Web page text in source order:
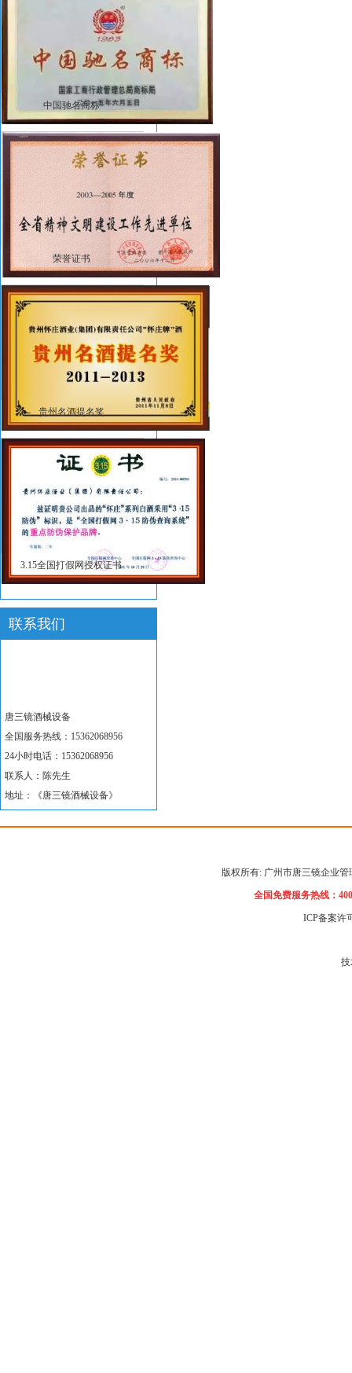
中国驰名商标
荣誉证书
贵州名酒提名奖
3.15全国打假网授权证书
联系我们
唐三镜酒械设备
全国服务热线：15362068956
24小时电话：15362068956
联系人：陈先生
地址：《唐三镜酒械设备》
版权所有: 广州市唐三镜企业
全国免费服务热线：
ICP备案许